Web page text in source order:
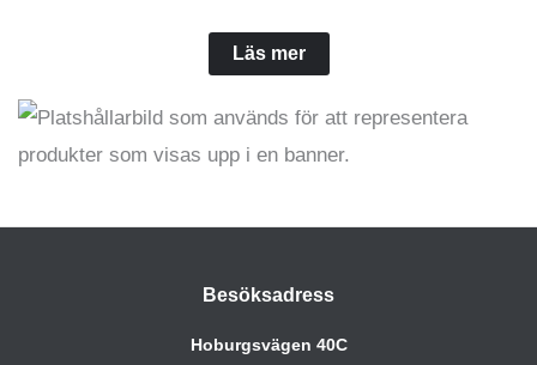
Läs mer
Besöksadress
Hoburgsvägen 40C